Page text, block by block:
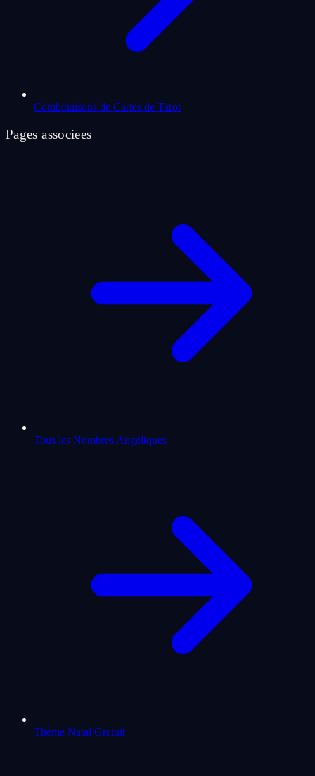
Combinaisons de Cartes de Tarot
Pages associees
Tous les Nombres Angéliques
Thème Natal Gratuit